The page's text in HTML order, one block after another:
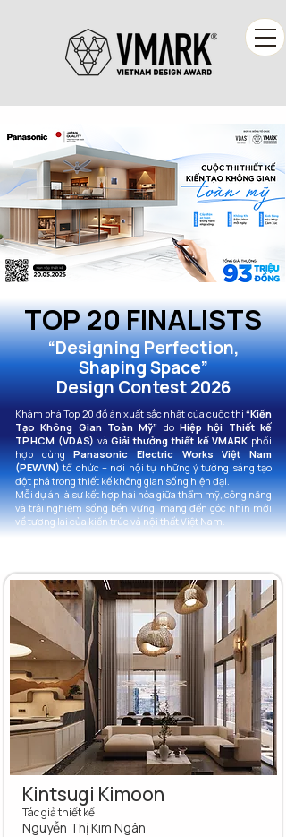
TOP 20 FINALISTS
“Designing Perfection,
Shaping Space”
Design Contest 2026
Khám phá Top 20 đồ án xuất sắc nhất của cuộc thi “Kiến
Tạo Không Gian Toàn Mỹ” doHiệp hội Thiết kế
TP.HCM (VDAS) vàGiải thưởng thiết kế VMARK phối
hợp cùngPanasonic Electric Works Việt Nam
(PEWVN) tổ chức – nơi hội tụ những ý tưởng sáng tạo
đột phá trong thiết kế không gian sống hiện đại.
Mỗi dự án là sự kết hợp hài hòa giữa thẩm mỹ, công năng
và trải nghiệm sống bền vững, mang đến góc nhìn mới
về tương lai của kiến trúc và nội thất Việt Nam.
Kintsugi Kimoon
Tác giả thiết kế
Nguyễn Thị Kim Ngân